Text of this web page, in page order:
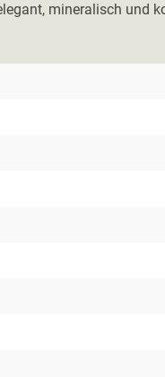
mineralisch und